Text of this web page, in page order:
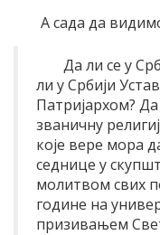
А сада да
Да ли се у
ли у Србији
Патријархом?
званичну
које вере мора
седнице у
молитвом свих
године на
призивањем